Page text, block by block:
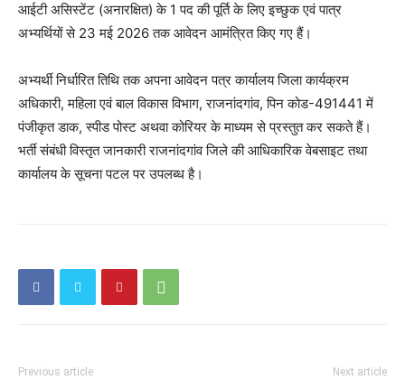
आईटी असिस्टेंट (अनारक्षित) के 1 पद की पूर्ति के लिए इच्छुक एवं पात्र
अभ्यर्थियों से 23 मई 2026 तक आवेदन आमंत्रित किए गए हैं।
अभ्यर्थी निर्धारित तिथि तक अपना आवेदन पत्र कार्यालय जिला कार्यक्रम
अधिकारी, महिला एवं बाल विकास विभाग, राजनांदगांव, पिन कोड-491441 में
पंजीकृत डाक, स्पीड पोस्ट अथवा कोरियर के माध्यम से प्रस्तुत कर सकते हैं।
भर्ती संबंधी विस्तृत जानकारी राजनांदगांव जिले की आधिकारिक वेबसाइट तथा
कार्यालय के सूचना पटल पर उपलब्ध है।
Previous article Next article